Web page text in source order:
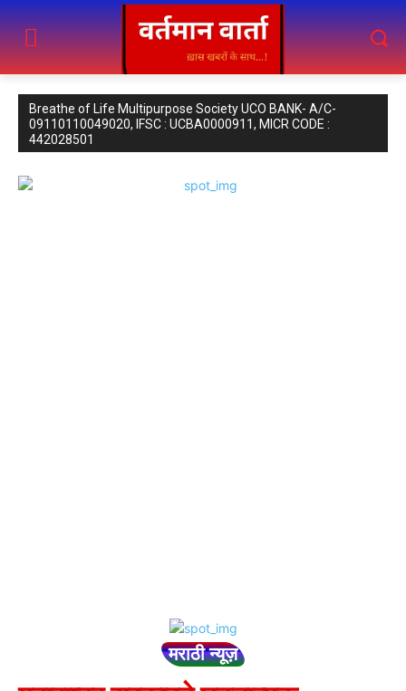
Breathe of Life Multipurpose Society UCO BANK- A/C-
09110110049020, IFSC : UCBA0000911, MICR CODE :
442028501
मराठी न्यूज़